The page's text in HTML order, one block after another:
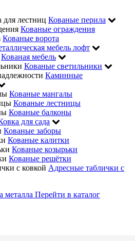
Кованые перила
Кованые ограждения
Кованые ворота
мебель лофт
Кованая мебель
Кованые светильники
Каминные
Кованые мангалы
Кованые лестницы
Кованые балконы
для сада
Кованые заборы
Кованые калитки
Кованые козырьки
Кованые решётки
Адресные таблички с
Перейти в каталог